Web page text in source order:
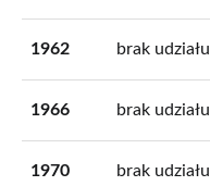
1962 brak udziału
1966 brak udziału
1970 brak udziału